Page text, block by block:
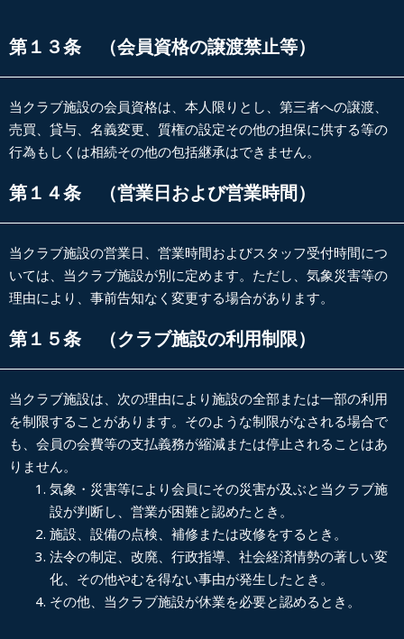
第１３条 （会員資格の譲渡禁止等）
当クラブ施設の会員資格は、本人限りとし、第三者への譲渡、
売買、貸与、名義変更、質権の設定その他の担保に供する等の
行為もしくは相続その他の包括継承はできません。
第１４条 （営業日および営業時間）
当クラブ施設の営業日、営業時間およびスタッフ受付時間につ
いては、当クラブ施設が別に定めます。ただし、気象災害等の
理由により、事前告知なく変更する場合があります。
第１５条 （クラブ施設の利用制限）
当クラブ施設は、次の理由により施設の全部または一部の利用
を制限することがあります。そのような制限がなされる場合で
も、会員の会費等の支払義務が縮減または停止されることはあ
りません。
気象・災害等により会員にその災害が及ぶと当クラブ施
設が判断し、営業が困難と認めたとき。
施設、設備の点検、補修または改修をするとき。
法令の制定、改廃、行政指導、社会経済情勢の著しい変
化、その他やむを得ない事由が発生したとき。
その他、当クラブ施設が休業を必要と認めるとき。